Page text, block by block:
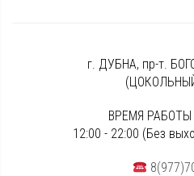
г. ДУБНА, пр-т.
ВРЕМЯ
12:00 - 22:00 (Без